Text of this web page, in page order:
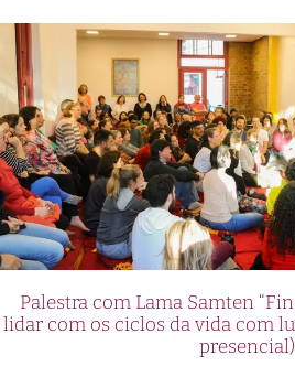
Palestra com Lama Samten
lidar com os ciclos da vida com
presencial)